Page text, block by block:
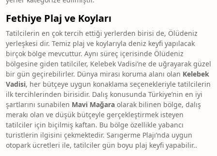
Fethiye Plaj ve Koyları
Tatilcilerin en çok tercih ettiği yerlerden birisi de, Ölüdeniz
yerleşkesi dir. Temiz plaj ve koylarıyla deniz keyfi yapılacak
birçok bölge mevcuttur. Aynı süreç içerisinde Ölüdeniz
bölgesine giden tatilciler, Kelebek Vadisi’ne de uğrayarak güzel
bir gün geçirebilirler. Dünya mirası koruma alanı olan Kelebek
Vadisi, her bütçeye uygun konaklama seçenekleriyle tatilcilerin
ilk tercihlerinden birisidir. Dalış konusunda Türkiye’nin en iyi
şartlarını sunabilen Mavi Mağara olarak bilinen bölge, dalış
merakı olan ve düşük bütçeyle gerçekleştirmek isteyen
tatilciler için biçilmiş kaftan. Bu bölge özellikle yabancı
turistlerin ilgisini çekmektedir. Sarıgerme Plajı’nda uygun
otopark ücretleri ile, tatilciler gün boyu plaj keyfi yapabilir..